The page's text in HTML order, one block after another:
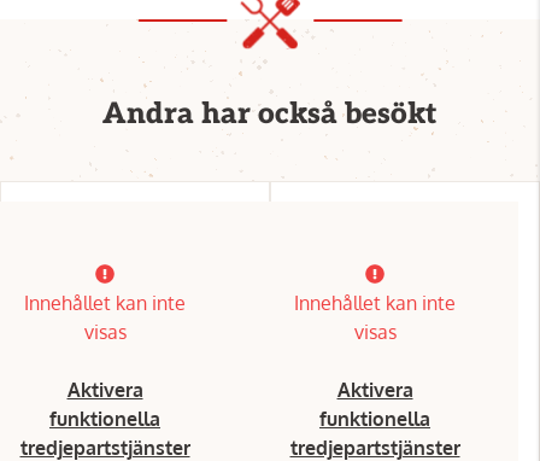
Andra har också besökt
Innehållet kan inte
visas
Aktivera
funktionella
tredjepartstjänster
Innehållet kan inte
visas
Aktivera
funktionella
tredjepartstjänster